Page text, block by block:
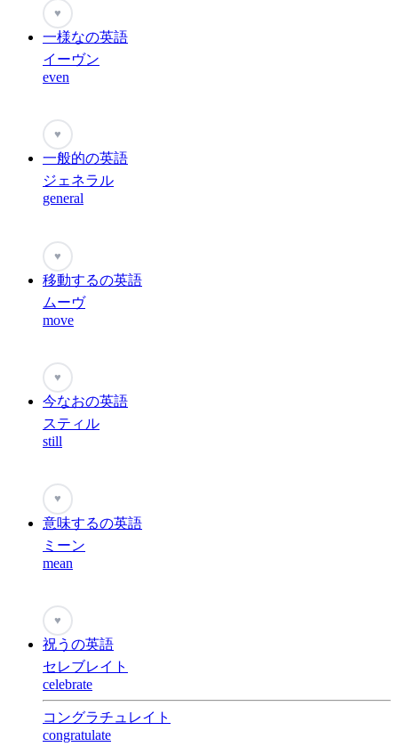
♥
一様なの英語
イーヴン
even
♥
一般的の英語
ジェネラル
general
♥
移動するの英語
ムーヴ
move
♥
今なおの英語
スティル
still
♥
意味するの英語
ミーン
mean
♥
祝うの英語
セレブレイト
celebrate
コングラチュレイト
congratulate